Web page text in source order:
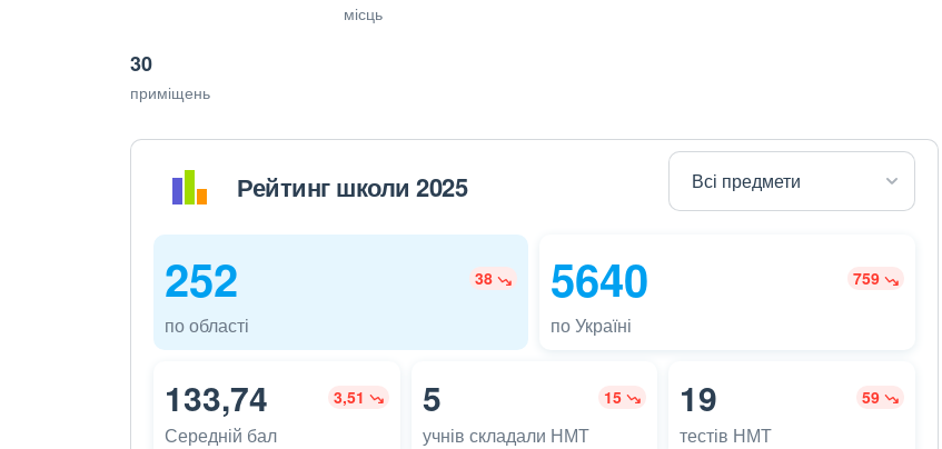
місць
30
приміщень
Рейтинг школи 2025
252 38
по області
5640 759
по Україні
133,74 3,51
Середній бал
5 15
учнів складали НМТ
19 59
тестів НМТ